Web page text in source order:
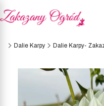
Dalie Karpy Dalie Karpy-